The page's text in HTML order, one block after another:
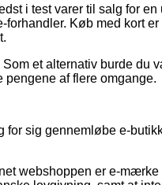
i test varer til salg for
Køb med kort
et alternativ burde du
pengene af flere omgange.
for sig gennemløbe e-
webshoppen er e-